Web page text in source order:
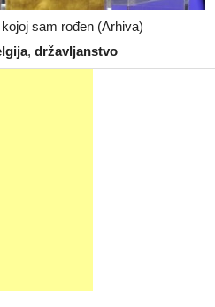
sam rođen (Arhiva)
, državljanstvo